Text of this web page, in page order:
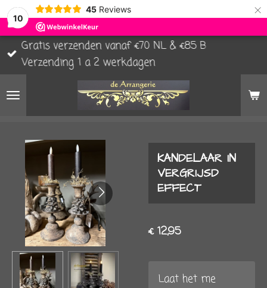
10
45 Reviews ×
Gratis verzenden vanaf €70 NL & €85 B
Verzending 1 a 2 werkdagen
KANDELAAR IN
VERGRIJSD
EFFECT
€ 12,95
Laat het me